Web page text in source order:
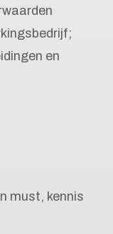
en
must, kennis